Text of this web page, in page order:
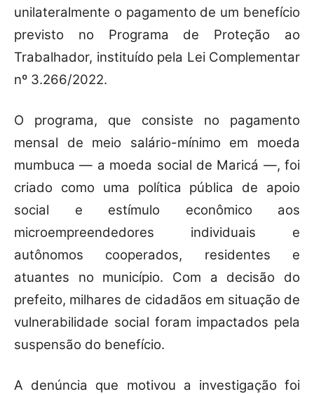
unilateralmente o pagamento de um benefício
previsto no Programa de Proteção ao
Trabalhador, instituído pela Lei Complementar
nº 3.266/2022.
O programa, que consiste no pagamento
mensal de meio salário-mínimo em moeda
mumbuca — a moeda social de Maricá —, foi
criado como uma política pública de apoio
social e estímulo econômico aos
microempreendedores individuais e
autônomos cooperados, residentes e
atuantes no município. Com a decisão do
prefeito, milhares de cidadãos em situação de
vulnerabilidade social foram impactados pela
suspensão do benefício.
A denúncia que motivou a investigação foi